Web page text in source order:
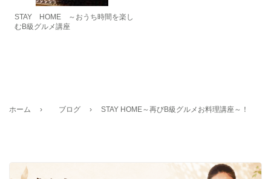
STAY HOME ～おうち時間を楽し
むB級グルメ講座
ホーム › ブログ › STAY HOME～再びB級グルメお料理講座～！